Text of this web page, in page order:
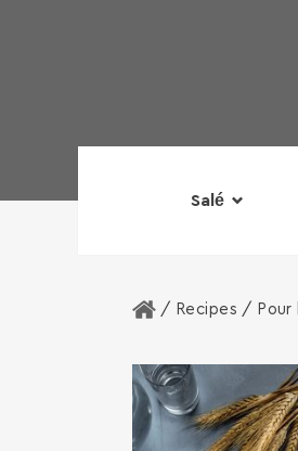
Salé
Home
/ Recipes / Pour